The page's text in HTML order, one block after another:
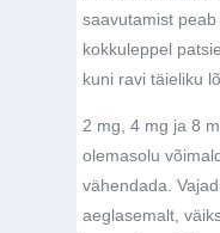
saavutamist
kokkuleppel
kuni ravi täieliku
2 mg, 4 mg ja 8
olemasolu
vähendada.
aeglasemalt,